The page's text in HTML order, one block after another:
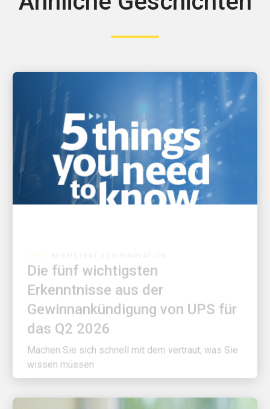
Erkenntnisse aus der
Gewinnankündigung von UPS für
das Q2 2026
Machen Sie sich schnell mit dem vertraut, was Sie
wissen müssen